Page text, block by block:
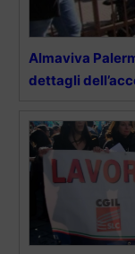
Almaviva
dettagli